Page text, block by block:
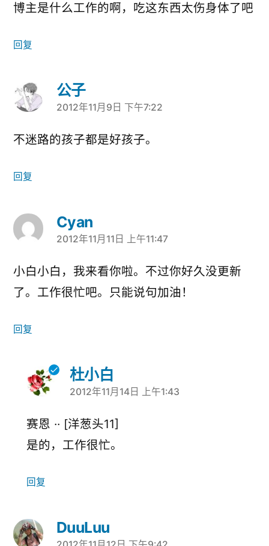
博主是什么工作的啊，吃这东西太伤身体了吧
回复
公子
说：
2012年11月9日 下午7:22
不迷路的孩子都是好孩子。
回复
Cyan
说：
2012年11月11日 上午11:47
小白小白，我来看你啦。不过你好久没更新
了。工作很忙吧。只能说句加油！
回复
杜小白
说：
2012年11月14日 上午1:43
赛恩 ·· [洋葱头11]
是的，工作很忙。
回复
DuuLuu